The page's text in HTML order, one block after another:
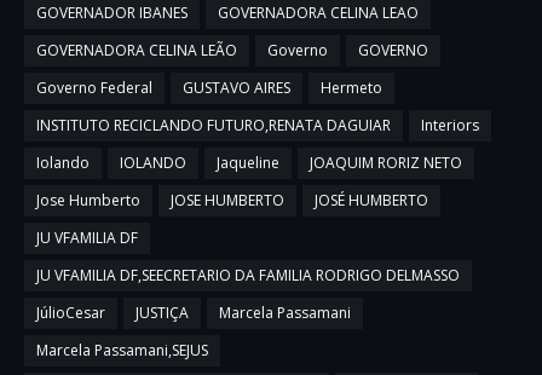
GOVERNADOR IBANES
GOVERNADORA CELINA LEAO
GOVERNADORA CELINA LEÃO
Governo
GOVERNO
Governo Federal
GUSTAVO AIRES
Hermeto
INSTITUTO RECICLANDO FUTURO,RENATA DAGUIAR
Interiors
Iolando
IOLANDO Jaqueline
JOAQUIM RORIZ NETO
Jose Humberto
JOSE HUMBERTO
JOSÉ HUMBERTO
JU VFAMILIA DF
JU VFAMILIA DF,SEECRETARIO DA FAMILIA RODRIGO DELMASSO
JúlioCesar
JUSTIÇA
Marcela Passamani
Marcela Passamani,SEJUS